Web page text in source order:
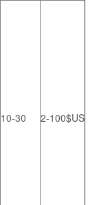
10-30 2-100$US